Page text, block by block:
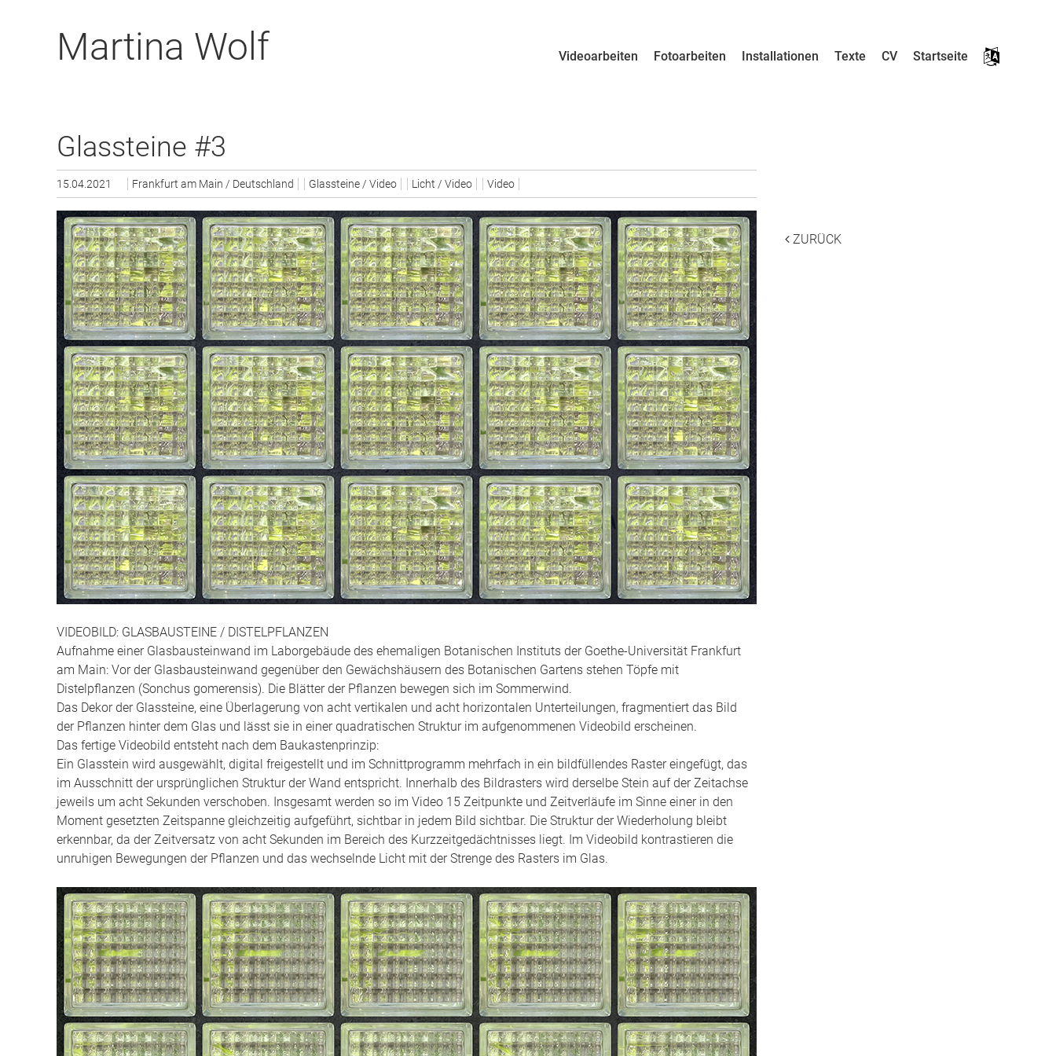
Martina Wolf Menü
Zum Inhalt Springen
Videoarbeiten Fotoarbeiten Installationen Texte CV Startseite
Glassteine #3
15.04.2021 Frankfurt am Main / Deutschland Glassteine / Video Licht / Video Video
VIDEOBILD: GLASBAUSTEINE / DISTELPFLANZEN
Aufnahme einer Glasbausteinwand im Laborgebäude des ehemaligen Botanischen Instituts der Goethe-Universität Frankfurt
am Main: Vor der Glasbausteinwand gegenüber den Gewächshäusern des Botanischen Gartens stehen Töpfe mit
Distelpflanzen (Sonchus gomerensis). Die Blätter der Pflanzen bewegen sich im Sommerwind.
Das Dekor der Glassteine, eine Überlagerung von acht vertikalen und acht horizontalen Unterteilungen, fragmentiert das Bild
der Pflanzen hinter dem Glas und lässt sie in einer quadratischen Struktur im aufgenommenen Videobild erscheinen.
Das fertige Videobild entsteht nach dem Baukastenprinzip:
Ein Glasstein wird ausgewählt, digital freigestellt und im Schnittprogramm mehrfach in ein bildfüllendes Raster eingefügt, das
im Ausschnitt der ursprünglichen Struktur der Wand entspricht. Innerhalb des Bildrasters wird derselbe Stein auf der Zeitachse
jeweils um acht Sekunden verschoben. Insgesamt werden so im Video 15 Zeitpunkte und Zeitverläufe im Sinne einer in den
Moment gesetzten Zeitspanne gleichzeitig aufgeführt, sichtbar in jedem Bild sichtbar. Die Struktur der Wiederholung bleibt
erkennbar, da der Zeitversatz von acht Sekunden im Bereich des Kurzzeitgedächtnisses liegt. Im Videobild kontrastieren die
unruhigen Bewegungen der Pflanzen und das wechselnde Licht mit der Strenge des Rasters im Glas.
ZURÜCK